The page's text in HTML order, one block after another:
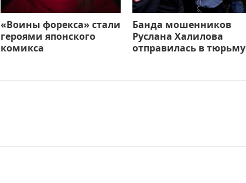
«Воины форекса» стали
героями японского
комикса
Банда мошенников
Руслана Халилова
отправилась в тюрьму